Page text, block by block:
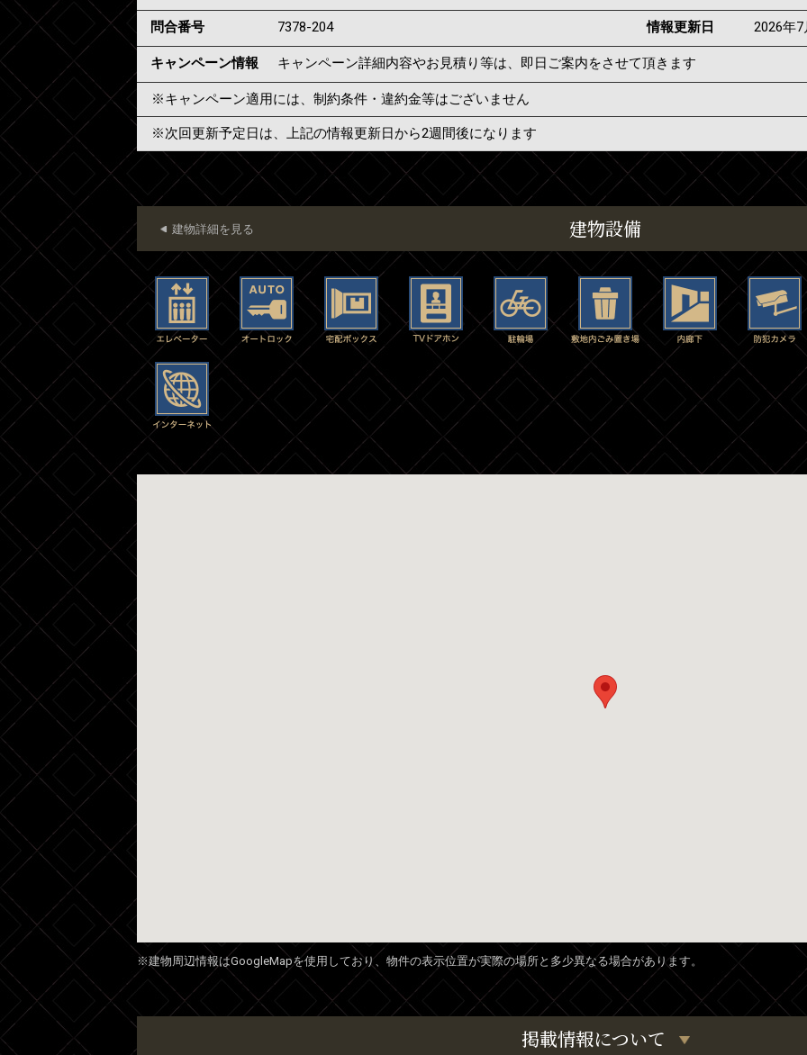
問合番号 7378-204 情報更新日 2026年
キャンペーン情報 キャンペーン詳細内容やお見積り等は、即日ご案内をさせて頂きます
※キャンペーン適用には、制約条件・違約金等はございません
※次回更新予定日は、上記の情報更新日から2週間後になります
建物設備
建物詳細を見る
※建物周辺情報はGoogleMapを使用しており、物件の表示位置が実際の場所と多少異なる場合があります。
掲載情報について